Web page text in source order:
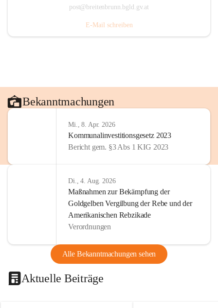
post@breitenbrunn.bgld.gv.at
E-Mail schreiben
Bekanntmachungen
Mi., 8. Apr. 2026
Kommunalinvestitionsgesetz 2023
Bericht gem. §3 Abs 1 KIG 2023
Di., 4. Aug. 2026
Maßnahmen zur Bekämpfung der
Goldgelben Vergilbung der Rebe und der
Amerikanischen Rebzikade
Verordnungen
Alle Bekanntmachungen sehen
Aktuelle Beiträge